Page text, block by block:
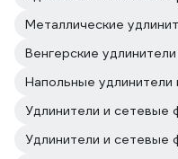
Металлические
Венгерские
Напольные
Удлинители и сетевые
Удлинители и сетевые